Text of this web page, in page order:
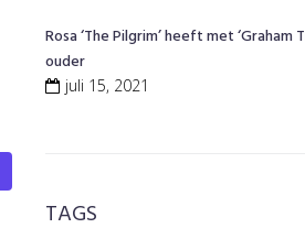
Rosa ‘The Pilgrim’ heeft met ‘Graham
ouder
juli 15, 2021
TAGS